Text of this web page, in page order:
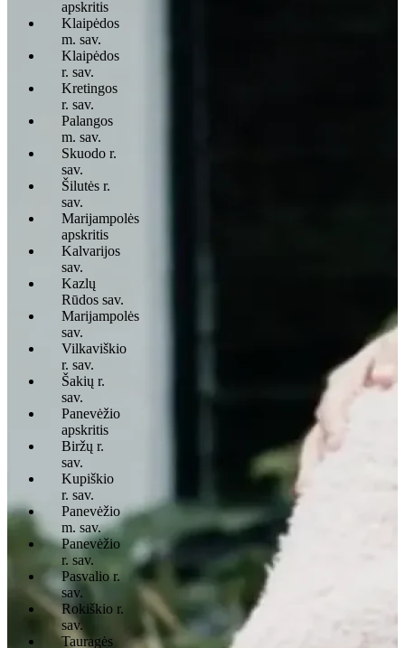
apskritis
Klaipėdos
m. sav.
Klaipėdos
r. sav.
Kretingos
r. sav.
Palangos
m. sav.
Skuodo r.
sav.
Šilutės r.
sav.
Marijampolės
apskritis
Kalvarijos
sav.
Kazlų
Rūdos sav.
Marijampolės
sav.
Vilkaviškio
r. sav.
Šakių r.
sav.
Panevėžio
apskritis
Biržų r.
sav.
Kupiškio
r. sav.
Panevėžio
m. sav.
Panevėžio
r. sav.
Pasvalio r.
sav.
Rokiškio r.
sav.
Tauragės